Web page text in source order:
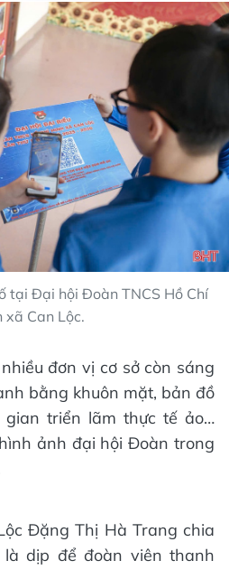
tại Đại hội Đoàn TNCS Hồ Chí
xã Can Lộc.
đơn vị cơ sở còn sáng
bằng khuôn mặt, bản đồ
gian triển lãm thực tế ảo…
ảnh đại hội Đoàn trong
Đặng Thị Hà Trang chia
dịp để đoàn viên thanh